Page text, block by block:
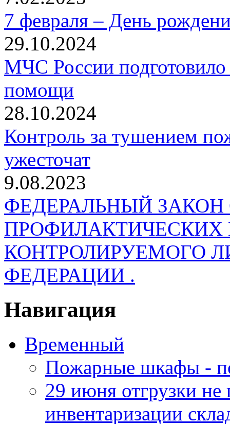
7 февраля – День
29.10.2024
МЧС России
помощи
28.10.2024
Контроль за тушением
ужесточат
9.08.2023
ФЕДЕРАЛЬНЫЙ
КОНТРОЛИРУЕМОГО
ФЕДЕРАЦИИ .
Навигация
Временный
Пожарные шкафы -
29 июня отгрузки не
инвентаризации